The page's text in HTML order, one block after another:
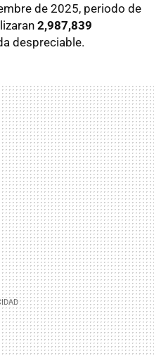
de 2025, periodo de
2,987,839
despreciable.